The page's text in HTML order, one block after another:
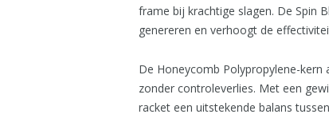
frame bij krachtige slagen. De Spin
genereren en verhoogt de
De Honeycomb Polypropylene-
zonder controleverlies. Met een
racket een uitstekende balans